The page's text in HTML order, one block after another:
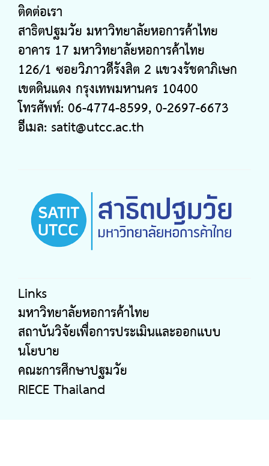
ติดต่อเรา
สาธิตปฐมวัย มหาวิทยาลัยหอการค้าไทย
อาคาร 17 มหาวิทยาลัยหอการค้าไทย
126/1 ซอยวิภาวดีรังสิต 2 แขวงรัชดาภิเษก
เขตดินแดง กรุงเทพมหานคร 10400
โทรศัพท์: 06-4774-8599, 0-2697-6673
อีเมล: satit@utcc.ac.th
Links
มหาวิทยาลัยหอการค้าไทย
สถาบันวิจัยเพื่อการประเมินและออกแบบ
นโยบาย
คณะการศึกษาปฐมวัย
RIECE Thailand